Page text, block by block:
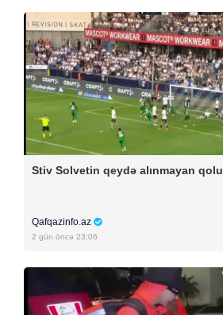
Stiv Solvetin qeydə alınmayan qolu
Qafqazinfo.az
2 gün öncə 23:06